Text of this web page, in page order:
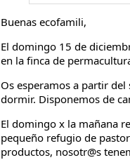
Buenas ecofamili,
El domingo 15 de
en la finca de
Os esperamos a partir del
dormir. Disponemos de
El domingo x la mañana
pequeño refugio de
productos, nosotr@s